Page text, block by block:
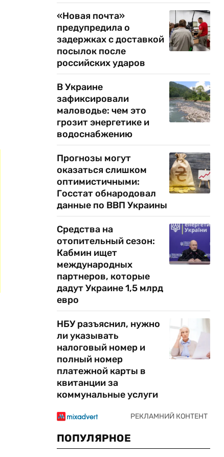
«Новая почта»
предупредила о
задержках с доставкой
посылок после
российских ударов
В Украине
зафиксировали
маловодье: чем это
грозит энергетике и
водоснабжению
Прогнозы могут
оказаться слишком
оптимистичными:
Госстат обнародовал
данные по ВВП Украины
Средства на
отопительный сезон:
Кабмин ищет
международных
партнеров, которые
дадут Украине 1,5 млрд
евро
НБУ разъяснил, нужно
ли указывать
налоговый номер и
полный номер
платежной карты в
квитанции за
коммунальные услуги
ПОПУЛЯРНОЕ